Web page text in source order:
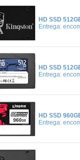
HD SSD
Entrega:
HD SSD
Entrega:
HD SSD
Entrega: